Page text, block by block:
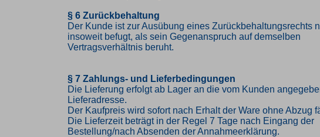
§ 6 Zurückbehaltung
Der Kunde ist zur Ausübung eines Zurückbehaltungsrechts
insoweit befugt, als sein Gegenanspruch auf demselben
Vertragsverhältnis beruht.
§ 7 Zahlungs- und Lieferbedingungen
Die Lieferung erfolgt ab Lager an die vom Kunden
Lieferadresse.
Der Kaufpreis wird sofort nach Erhalt der Ware ohne Abzug
Die Lieferzeit beträgt in der Regel 7 Tage nach Eingang der
Bestellung/nach Absenden der Annahmeerklärung.